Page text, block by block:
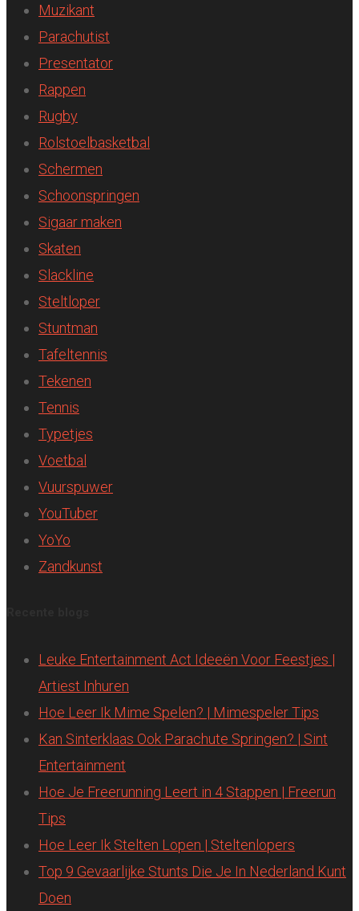
Muzikant
Parachutist
Presentator
Rappen
Rugby
Rolstoelbasketbal
Schermen
Schoonspringen
Sigaar maken
Skaten
Slackline
Steltloper
Stuntman
Tafeltennis
Tekenen
Tennis
Typetjes
Voetbal
Vuurspuwer
YouTuber
YoYo
Zandkunst
Leuke Entertainment Act Ideeën Voor Feestjes |
Artiest Inhuren
Hoe Leer Ik Mime Spelen? | Mimespeler Tips
Kan Sinterklaas Ook Parachute Springen? | Sint
Entertainment
Hoe Je Freerunning Leert in 4 Stappen | Freerun
Tips
Hoe Leer Ik Stelten Lopen | Steltenlopers
Top 9 Gevaarlijke Stunts Die Je In Nederland Kunt
Doen